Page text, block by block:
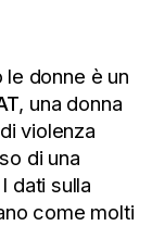
le donne è un
, una donna
violenza
di una
dati sulla
come molti